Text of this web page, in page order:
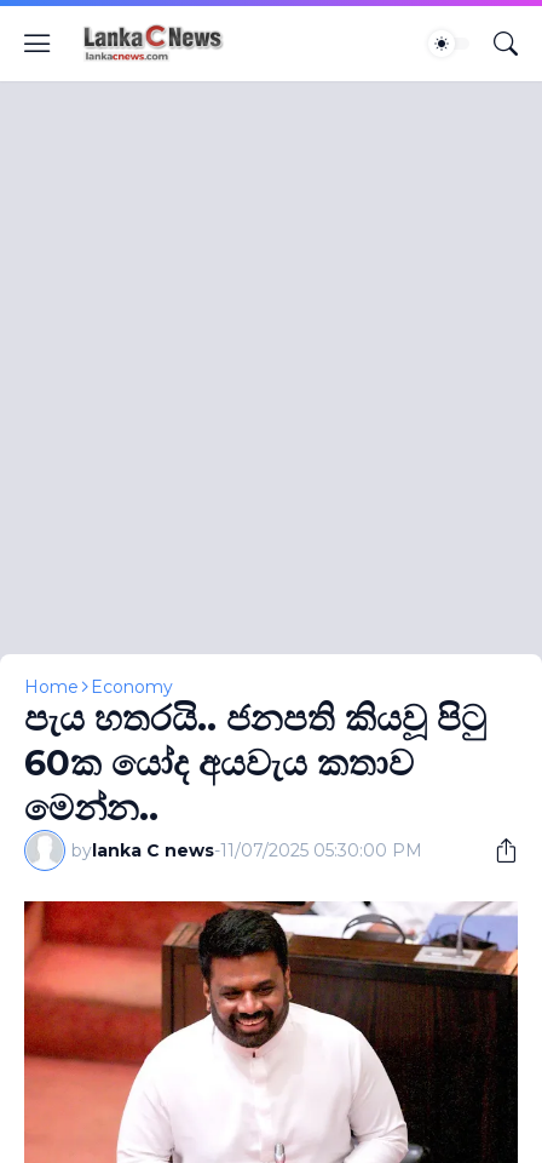
Home Economy
පැය හතරයි.. ජනපති කියවූ පිටු
60ක යෝද අයවැය කතාව
මෙන්න..
bylanka C news-11/07/2025 05:30:00 PM